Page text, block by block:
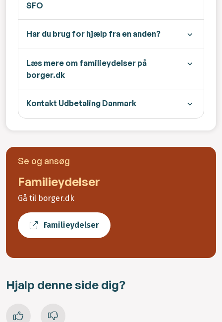
SFO
Har du brug for hjælp fra en anden?
Læs mere om familieydelser på
borger.dk
Kontakt Udbetaling Danmark
Se og ansøg
Familieydelser
Gå til borger.dk
Familieydelser
Hjalp denne side dig?